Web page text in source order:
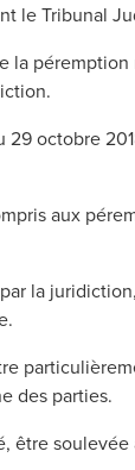
le Tribunal
la
29 octobre
aux
la
des parties.
être